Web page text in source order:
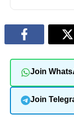
Join
Join